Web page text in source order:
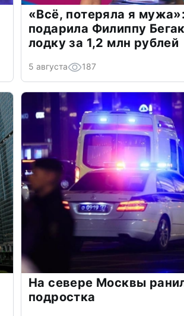
«Всё, потеряла я
подарила Филиппу
лодку за 1,2 млн рублей
5 августа 187
На севере Москвы
подростка